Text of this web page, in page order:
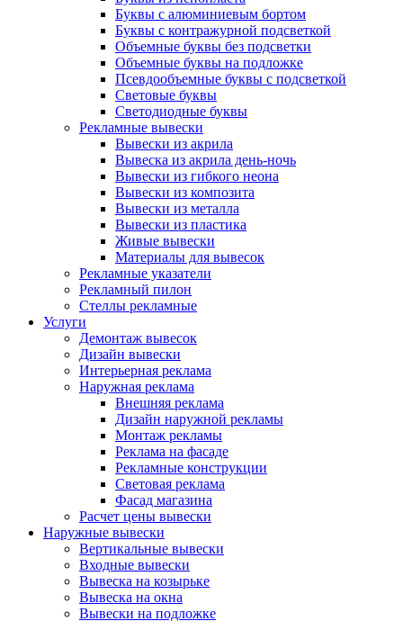
Буквы с алюминиевым бортом
Буквы с контражурной подсветкой
Объемные буквы без подсветки
Объемные буквы на подложке
Псевдообъемные буквы с подсветкой
Световые буквы
Светодиодные буквы
Рекламные вывески
Вывески из акрила
Вывеска из акрила день-ночь
Вывески из гибкого неона
Вывески из композита
Вывески из металла
Вывески из пластика
Живые вывески
Материалы для вывесок
Рекламные указатели
Рекламный пилон
Стеллы рекламные
Услуги
Демонтаж вывесок
Дизайн вывески
Интерьерная реклама
Наружная реклама
Внешняя реклама
Дизайн наружной рекламы
Монтаж рекламы
Реклама на фасаде
Рекламные конструкции
Световая реклама
Фасад магазина
Расчет цены вывески
Наружные вывески
Вертикальные вывески
Входные вывески
Вывеска на козырьке
Вывеска на окна
Вывески на подложке